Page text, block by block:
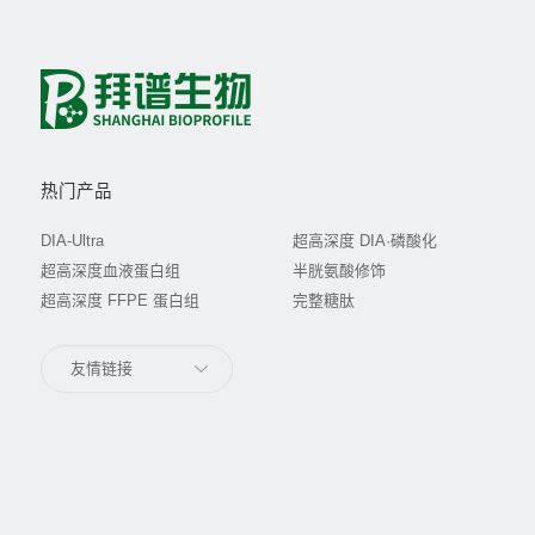
热门产品
DIA-Ultra
超高深度 DIA·磷酸化
超高深度血液蛋白组
半胱氨酸修饰
超高深度 FFPE 蛋白组
完整糖肽
友情链接